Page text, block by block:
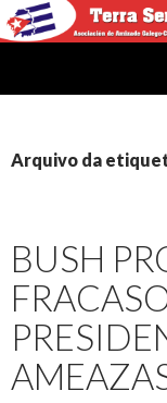
Arquivo da
BUSH